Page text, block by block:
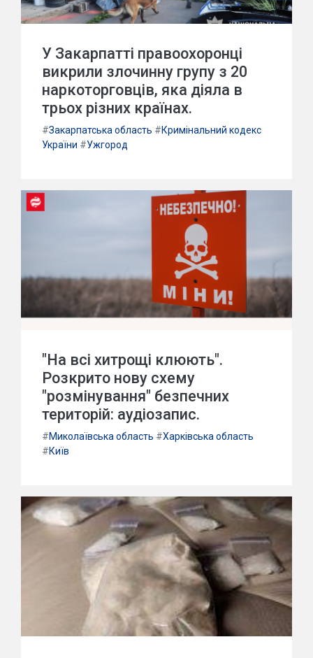
У Закарпатті правоохоронці
викрили злочинну групу з 20
наркоторговців, яка діяла в
трьох різних країнах.
#Закарпатська область #Кримінальний кодекс
України #Ужгород
"На всі хитрощі клюють".
Розкрито нову схему
"розмінування" безпечних
територій: аудіозапис.
#Миколаївська область #Харківська область
#Київ